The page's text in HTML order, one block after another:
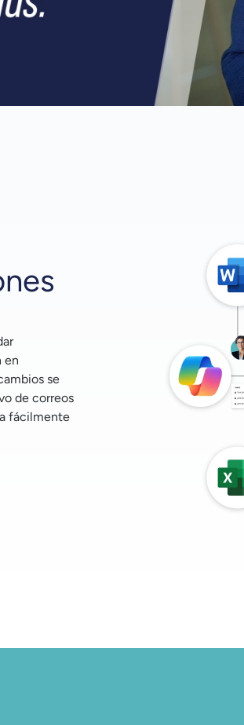
en
se
de correos
fácilmente